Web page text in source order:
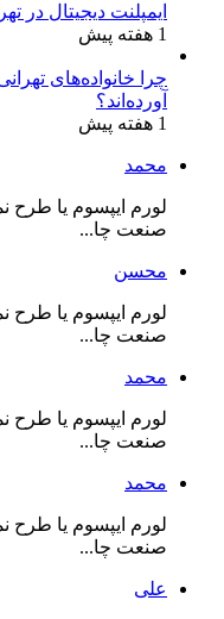
ایمپلنت دیجیتال در
1 هفته پیش
چرا خانواده‌های
آورده‌اند؟
1 هفته پیش
محمد
لورم ایپسوم یا طرح‌
صنعت چا...
محسن
لورم ایپسوم یا طرح‌
صنعت چا...
محمد
لورم ایپسوم یا طرح‌
صنعت چا...
محمد
لورم ایپسوم یا طرح‌
صنعت چا...
علی